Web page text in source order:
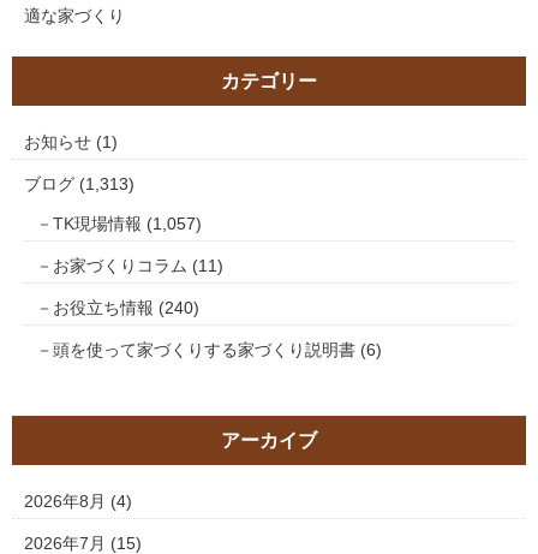
適な家づくり
カテゴリー
お知らせ (1)
ブログ (1,313)
TK現場情報 (1,057)
お家づくりコラム (11)
お役立ち情報 (240)
頭を使って家づくりする家づくり説明書 (6)
アーカイブ
2026年8月 (4)
2026年7月 (15)